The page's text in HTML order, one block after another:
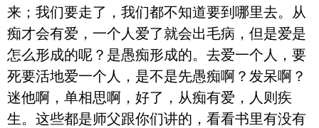
来；我们要走了，我们都不知道要到哪里去。从
痴才会有爱，一个人爱了就会出毛病，但是爱是
怎么形成的呢？是愚痴形成的。去爱一个人，要
死要活地爱一个人，是不是先愚痴啊？发呆啊？
迷他啊，单相思啊，好了，从痴有爱，人则疾
生。这些都是师父跟你们讲的，看看书里有没有